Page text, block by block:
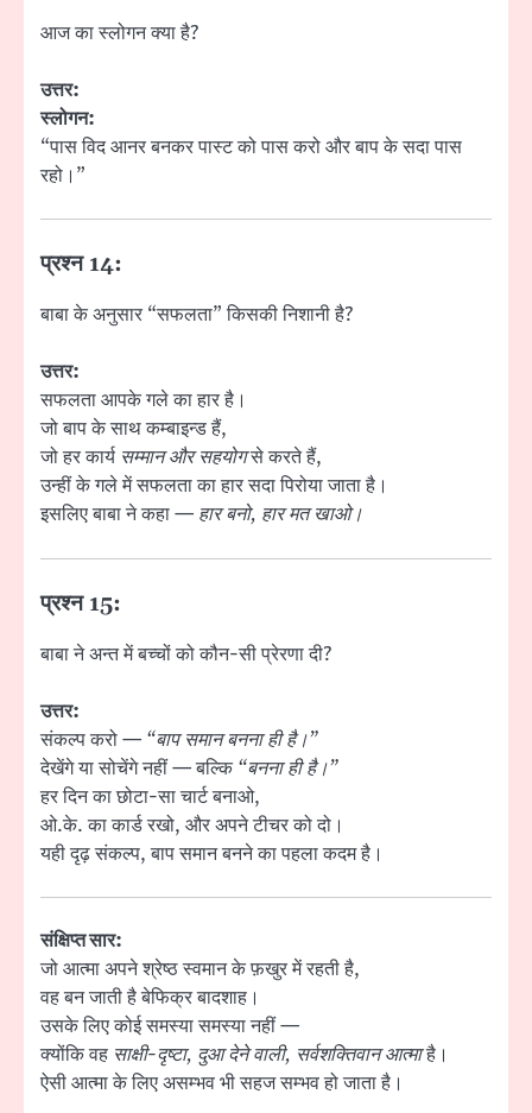
आज का स्लोगन क्या है?
उत्तर:
स्लोगन:
“पास विद आनर बनकर पास्ट को पास करो और बाप के सदा पास
रहो।”
प्रश्न 14:
बाबा के अनुसार “सफलता” किसकी निशानी है?
उत्तर:
सफलता आपके गले का हार है।
जो बाप के साथ कम्बाइन्ड हैं,
जो हर कार्य सम्मान और सहयोगसे करते हैं,
उन्हीं के गले में सफलता का हार सदा पिरोया जाता है।
इसलिए बाबा ने कहा — हार बनो, हार मत खाओ।
प्रश्न 15:
बाबा ने अन्त में बच्चों को कौन-सी प्रेरणा दी?
उत्तर:
संकल्प करो — “बाप समान बनना ही है।”
देखेंगे या सोचेंगे नहीं — बल्कि “बनना ही है।”
हर दिन का छोटा-सा चार्ट बनाओ,
ओ.के. का कार्ड रखो, और अपने टीचर को दो।
यही दृढ़ संकल्प, बाप समान बनने का पहला कदम है।
संक्षिप्त सार:
जो आत्मा अपने श्रेष्ठ स्वमान के फ़खुर में रहती है,
वह बन जाती है बेफिक्र बादशाह।
उसके लिए कोई समस्या समस्या नहीं —
क्योंकि वह साक्षी-दृष्टा, दुआ देने वाली, सर्वशक्तिवान आत्माहै।
ऐसी आत्मा के लिए असम्भव भी सहज सम्भव हो जाता है।